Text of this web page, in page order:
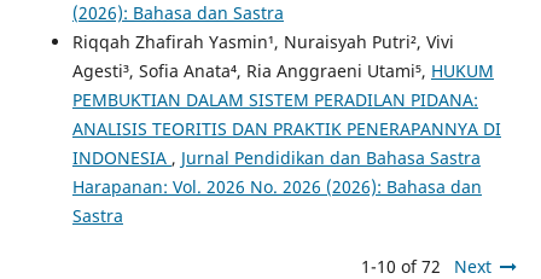
(2026): Bahasa dan Sastra
Riqqah Zhafirah Yasmin¹, Nuraisyah Putri², Vivi
Agesti³, Sofia Anata⁴, Ria Anggraeni Utami⁵, HUKUM
PEMBUKTIAN DALAM SISTEM PERADILAN PIDANA:
ANALISIS TEORITIS DAN PRAKTIK PENERAPANNYA DI
INDONESIA , Jurnal Pendidikan dan Bahasa Sastra
Harapanan: Vol. 2026 No. 2026 (2026): Bahasa dan
Sastra
1-10 of 72 Next